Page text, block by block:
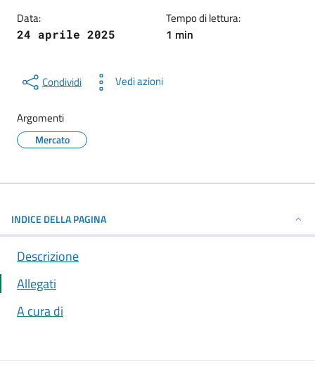
Data:
24 aprile 2025
Tempo di lettura:
1 min
Condividi Vedi azioni
Argomenti
Mercato
INDICE DELLA PAGINA
Descrizione
Allegati
A cura di